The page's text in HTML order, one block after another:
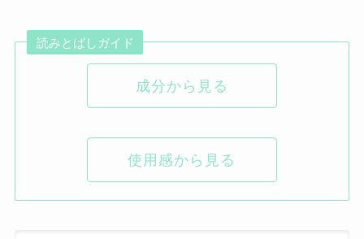
読みとばしガイド
成分から見る
使用感から見る